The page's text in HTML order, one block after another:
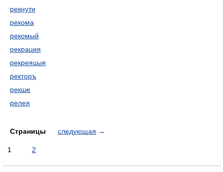
рекнути
рекома
рекомый
рекрация
рекреяцыя
ректоръ
рекше
релея
Страницы следующая →
1 2